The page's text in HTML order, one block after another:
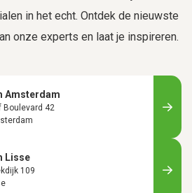
in het echt. Ontdek de nieuwste
onze experts en laat je inspireren.
Amsterdam
Boulevard 42
Lisse
109